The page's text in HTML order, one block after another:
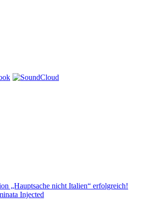
„Hauptsache nicht Italien“ erfolgreich!
Injected